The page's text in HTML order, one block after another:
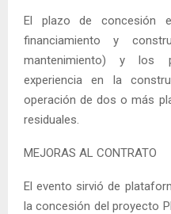
El plazo de concesión
financiamiento y
mantenimiento) y los
experiencia en la
operación de dos o más
residuales.
MEJORAS AL CONTRATO
El evento sirvió de
la concesión del proyecto